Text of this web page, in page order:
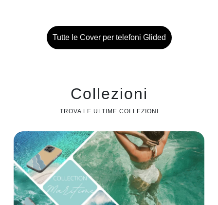
Tutte le Cover per telefoni Glided
Collezioni
TROVA LE ULTIME COLLEZIONI